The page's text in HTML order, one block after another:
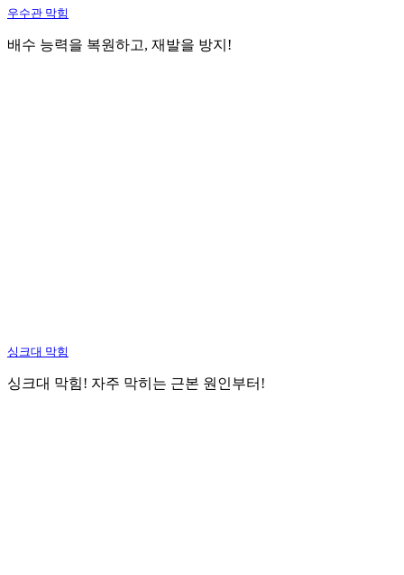
우수관 막힘
배수 능력을 복원하고, 재발을 방지!
싱크대 막힘
싱크대 막힘! 자주 막히는 근본 원인부터!